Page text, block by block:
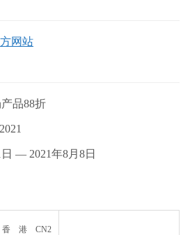
网站
品88折
— 2021年8月8日
香港CN2